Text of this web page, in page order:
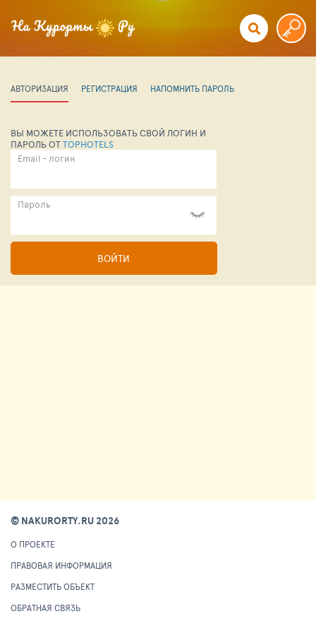
АВТОРИЗАЦИЯ РЕГИСТРАЦИЯ НАПОМНИТЬ ПАРОЛЬ
ВЫ МОЖЕТЕ ИСПОЛЬЗОВАТЬ СВОЙ ЛОГИН И
ПАРОЛЬ ОТTOPHOTELS
Email - логин
Пароль
ВОЙТИ
© NAKURORTY.RU 2026
О ПРОЕКТЕ
ПРАВОВАЯ ИНФОРМАЦИЯ
РАЗМЕСТИТЬ ОБЪЕКТ
ОБРАТНАЯ СВЯЗЬ